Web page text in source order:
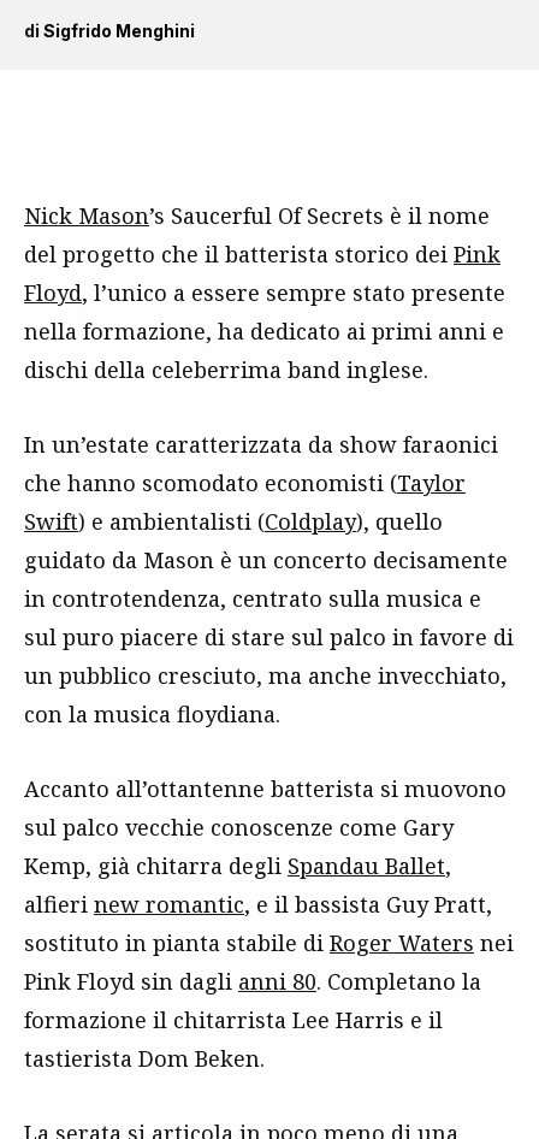
di Sigfrido Menghini
Nick Mason’s Saucerful Of Secrets è il nome
del progetto che il batterista storico dei Pink
Floyd, l’unico a essere sempre stato presente
nella formazione, ha dedicato ai primi anni e
dischi della celeberrima band inglese.
In un’estate caratterizzata da show faraonici
che hanno scomodato economisti (Taylor
Swift) e ambientalisti (Coldplay), quello
guidato da Mason è un concerto decisamente
in controtendenza, centrato sulla musica e
sul puro piacere di stare sul palco in favore di
un pubblico cresciuto, ma anche invecchiato,
con la musica floydiana.
Accanto all’ottantenne batterista si muovono
sul palco vecchie conoscenze come Gary
Kemp, già chitarra degli Spandau Ballet,
alfieri new romantic, e il bassista Guy Pratt,
sostituto in pianta stabile di Roger Waters nei
Pink Floyd sin dagli anni 80. Completano la
formazione il chitarrista Lee Harris e il
tastierista Dom Beken.
La serata si articola in poco meno di una